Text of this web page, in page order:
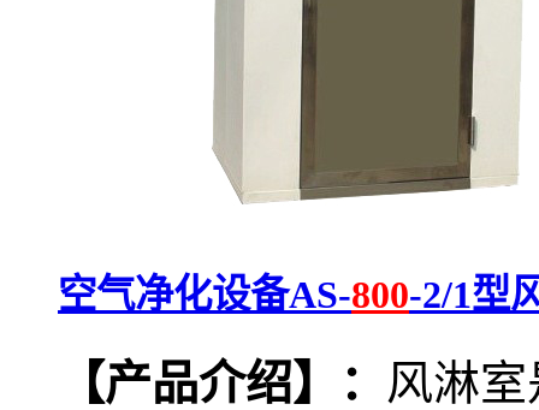
空气净化设备AS-800-2/1型
【产品介绍】： 风淋